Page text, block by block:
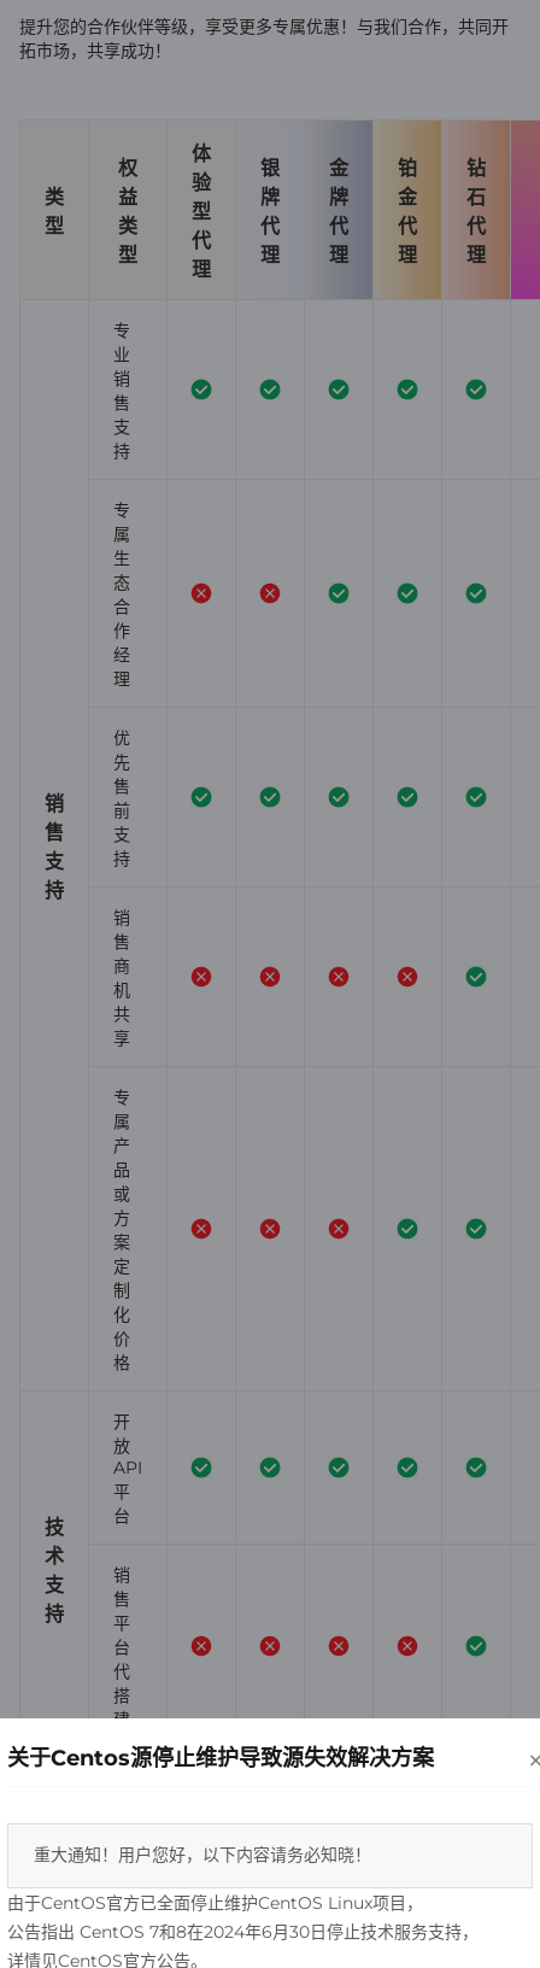
提升您的合作伙伴等级，享受更多专属优惠！与我们合作，共同开
拓市场，共享成功！
类
型
权
益
类
型
体
验
型
代
理
银
牌
代
理
金
牌
代
理
铂
金
代
理
钻
石
代
理
销
售
支
持
专
业
销
售
支
持
专
属
生
态
合
作
经
理
优
先
售
前
支
持
销
售
商
机
共
享
专
属
产
品
或
方
案
定
制
化
价
格
技
术
支
持
开
放
API
平
台
销
售
平
台
代
搭
建
赋
能
支
销
售
力
培
关于Centos源停止维护导致源失效解决方案
重大通知！用户您好，以下内容请务必知晓！
由于CentOS官方已全面停止维护CentOS Linux项目，
公告指出 CentOS 7和8在2024年6月30日停止技术服务支持，
详情见CentOS官方公告。